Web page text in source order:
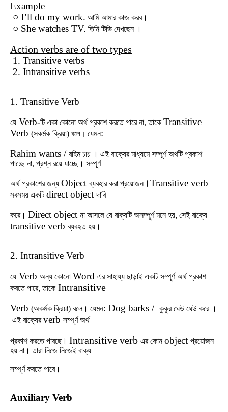
Example
○ I’ll do my work. আমি আমার কাজ করব।
○ She watches TV. তিনি টিভি দেখছেন ।
Action verbs are of two types
1. Transitive verbs
2. Intransitive verbs
1. Transitive Verb
যে Verb-টি একা কোনো অর্থ প্রকাশ করতে পারে না,তাকে Transitive
Verb (সকর্মক ক্রিয়া) বলে। যেমন:
Rahim wants / রহিম চায় । এই বাক্যের মাধ্যমে সম্পূর্ণ অর্থটি প্রকাশ
পাচ্ছে না, প্রশ্ন রয়ে যাচ্ছে। সম্পূর্ণ
অর্থ প্রকাশের জন্য Objectব্যবহার করা প্রয়োজন।Transitive verb
সবসময় একটি direct objectদাবি
করে। Direct object না আসলে যে বাক্যটি অসম্পূর্ণমনে হয়, সেই বাক্যে
transitive verbব্যবহৃত হয়।
2. Intransitive Verb
যে Verb অন্য কোনো Word এর সাহায্য ছাড়াই একটি সম্পূর্ণ অর্থ প্রকাশ
করতে পারে,তাকে Intransitive
Verb (অকর্মক ক্রিয়া) বলে। যেমন: Dog barks / কুকুর ঘেউ ঘেউ করে ।
এই বাক্যের verb সম্পূর্ণ অর্থ
প্রকাশ করতে পারছে। Intransitive verb এর কোন object প্রয়োজন
হয় না। তারা নিজে নিজেই বাক্য
সম্পূর্ণ করতে পারে।
Auxiliary Verb